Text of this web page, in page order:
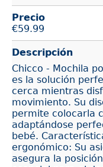
Precio
€59.99
Descripción
Chicco - Mochila
es la solución
cerca mientras
movimiento. Su
permite colocarla
adaptándose
bebé.
ergonómico: Su
asegura la